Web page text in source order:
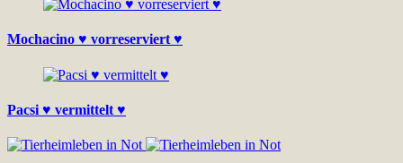
Mochacino ♥ vorreserviert ♥
Pacsi ♥ vermittelt ♥